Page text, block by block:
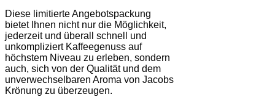
Diese limitierte Angebotspackung
bietet Ihnen nicht nur die Möglichkeit,
jederzeit und überall schnell und
unkompliziert Kaffeegenuss auf
höchstem Niveau zu erleben, sondern
auch, sich von der Qualität und dem
unverwechselbaren Aroma von Jacobs
Krönung zu überzeugen.